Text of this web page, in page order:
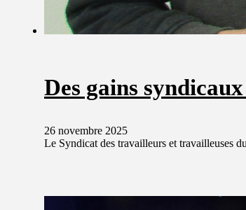
Des gains
26 novembre 2025
Le Syndicat des travailleurs et travailleuses